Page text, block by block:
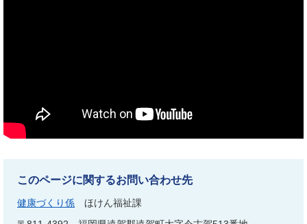
このページに関するお問い合わせ先
健康づくり係
ほけん福祉課